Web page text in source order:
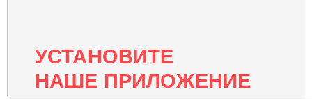
УСТАНОВИТЕ
НАШЕ ПРИЛОЖЕНИЕ